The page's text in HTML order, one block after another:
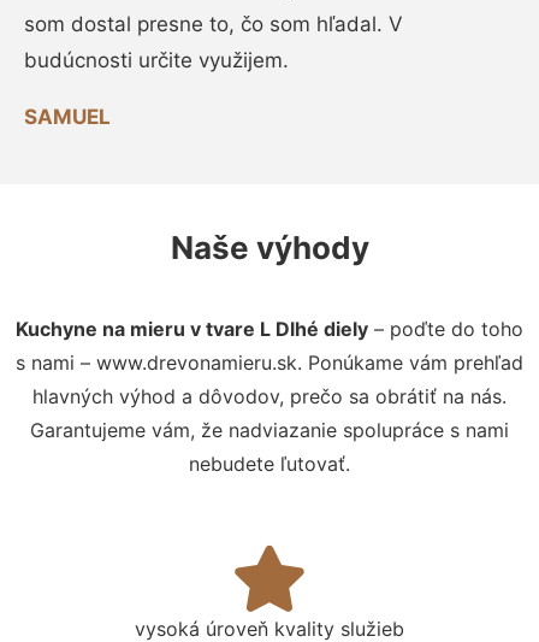
som dostal presne to, čo som hľadal. V
budúcnosti určite využijem.
SAMUEL
Naše výhody
Kuchyne na mieru v tvare L Dlhé diely – poďte do toho
s nami – www.drevonamieru.sk. Ponúkame vám prehľad
hlavných výhod a dôvodov, prečo sa obrátiť na nás.
Garantujeme vám, že nadviazanie spolupráce s nami
nebudete ľutovať.
vysoká úroveň kvality služieb